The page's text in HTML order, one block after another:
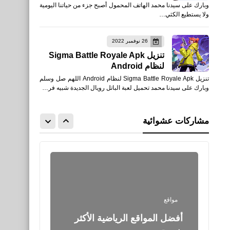
وبارك على سيدنا محمد الهاتف المحمول أصبح جزء من حياتنا اليومية
ولا يستطيع الكثي…
26 نوفمبر 2022
تنزيل Sigma Battle Royale Apk
لنظام Android
تنزيل Sigma Battle Royale Apk لنظام Android اللهم صل وسلم
وبارك على سيدنا محمد تحميل لعبة الباتل رويال الجديدة شبيه فر…
مشاركات عشوائية
عشرة من الدوري الإنجليزي
2019/2020
التلفزيون
مواقع
أفضل المواقع الرياضية الأكثر